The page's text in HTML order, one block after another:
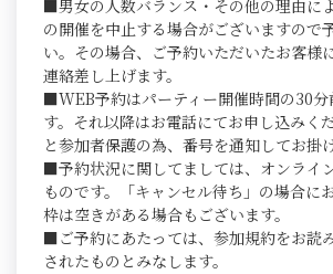
■男女の人数バランス・その他の理由に
の開催を中止する場合がございますので
い。その場合、ご予約いただいたお客様
連絡差し上げます。
■WEB予約はパーティー開催時間の30分
す。それ以降はお電話にてお申し込みく
と参加者保護の為、番号を通知してお掛
■予約状況に関してましては、オンライ
ものです。「キャンセル待ち」の場合に
枠は空きがある場合もございます。
■ご予約にあたっては、参加規約をお読
されたものとみなします。